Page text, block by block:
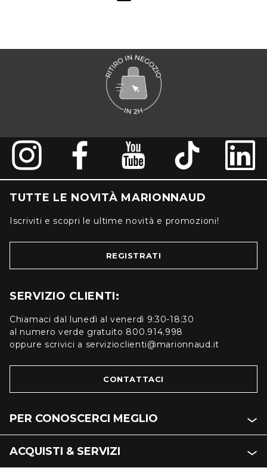
TUTTE LE NOVITÀ MARIONNAUD
Iscriviti e scopri le ultime novità e promozioni!
REGISTRATI
SERVIZIO CLIENTI:
Chiamaci dal lunedì al venerdì 9:30-18:30
al numero verde gratuito 800.914.998
oppure scrivici a servizioclienti@marionnaud.it
CONTATTACI
PER CONOSCERCI MEGLIO
ACQUISTI & SERVIZI